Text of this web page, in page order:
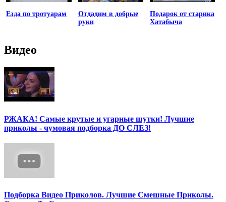
Езда по тротуарам
Отдадим в добрые
руки
Подарок от старика
Хатабыча
Видео
РЖАКА! Самые крутые и угарные шутки! Лучшие
приколы - чумовая подборка ДО СЛЕЗ!
Подборка Видео Приколов. Лучшие Смешные Приколы.